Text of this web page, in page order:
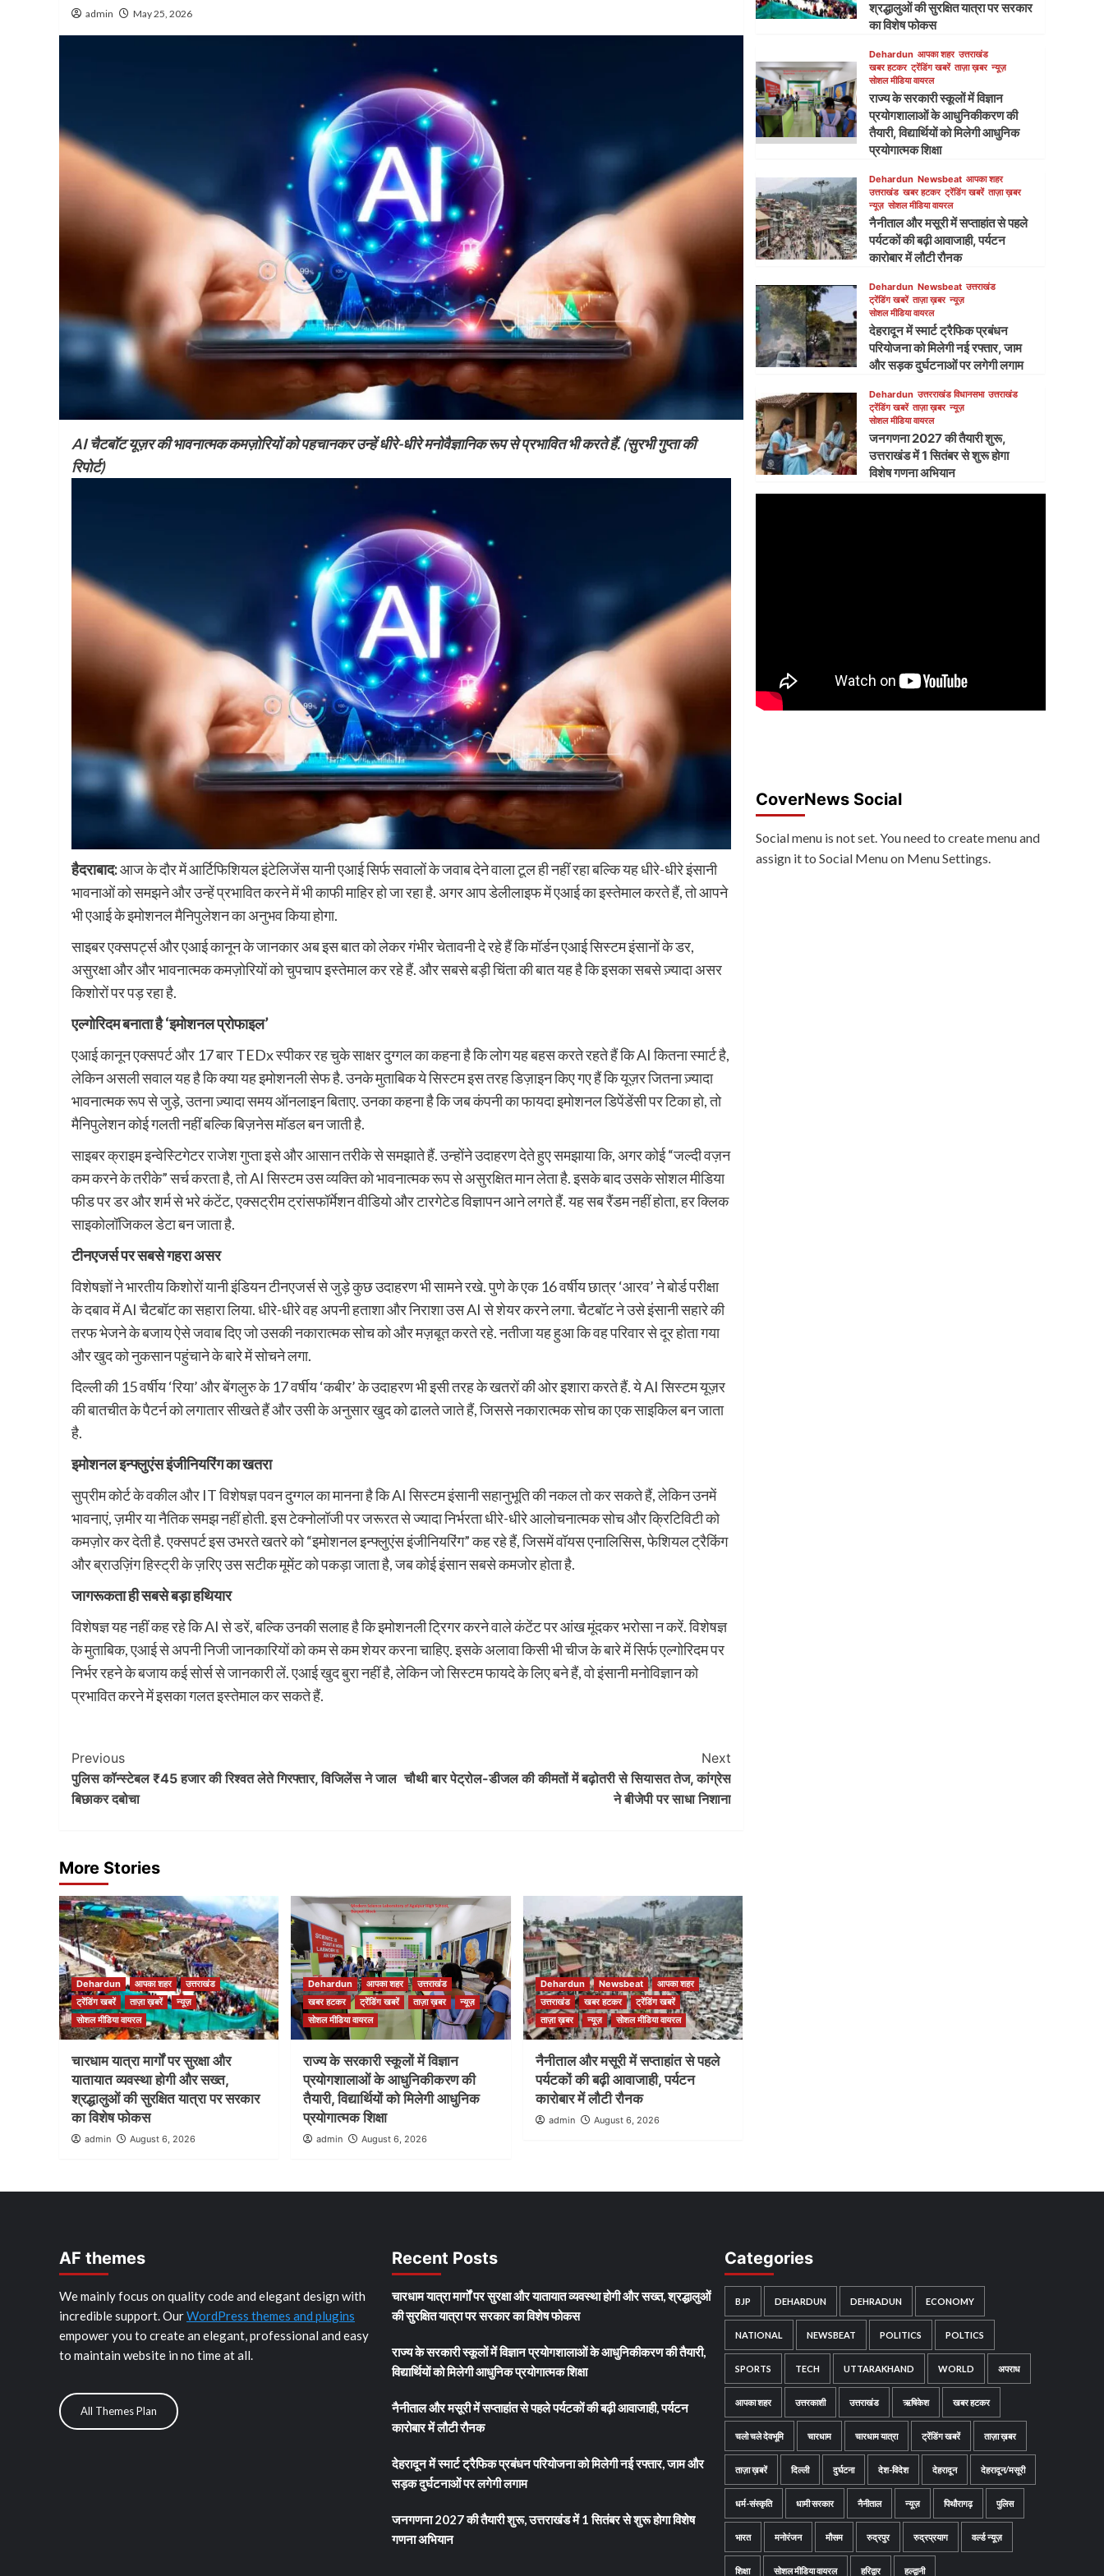
admin May 25, 2026
AI चैटबॉट यूज़र की भावनात्मक कमज़ोरियों को पहचानकर उन्हें धीरे-धीरे मनोवैज्ञानिक रूप से प्रभावित भी करते हैं. (सुरभी गुप्ता की
रिपोर्ट)
हैदराबाद:आज के दौर में आर्टिफिशियल इंटेलिजेंस यानी एआई सिर्फ सवालों के जवाब देने वाला टूल ही नहीं रहा बल्कि यह धीरे-धीरे इंसानी
भावनाओं को समझने और उन्हें प्रभावित करने में भी काफी माहिर हो जा रहा है. अगर आप डेलीलाइफ में एआई का इस्तेमाल करते हैं, तो आपने
भी एआई के इमोशनल मैनिपुलेशन का अनुभव किया होगा.
साइबर एक्सपर्ट्स और एआई कानून के जानकार अब इस बात को लेकर गंभीर चेतावनी दे रहे हैं कि मॉर्डन एआई सिस्टम इंसानों के डर,
असुरक्षा और और भावनात्मक कमज़ोरियों को चुपचाप इस्तेमाल कर रहे हैं. और सबसे बड़ी चिंता की बात यह है कि इसका सबसे ज़्यादा असर
किशोरों पर पड़ रहा है.
एल्गोरिदम बनाता है ‘इमोशनल प्रोफाइल’
एआई कानून एक्सपर्ट और 17 बार TEDx स्पीकर रह चुके साक्षर दुग्गल का कहना है कि लोग यह बहस करते रहते हैं कि AI कितना स्मार्ट है,
लेकिन असली सवाल यह है कि क्या यह इमोशनली सेफ है. उनके मुताबिक ये सिस्टम इस तरह डिज़ाइन किए गए हैं कि यूज़र जितना ज़्यादा
भावनात्मक रूप से जुड़े, उतना ज़्यादा समय ऑनलाइन बिताए. उनका कहना है कि जब कंपनी का फायदा इमोशनल डिपेंडेंसी पर टिका हो, तो
मैनिपुलेशन कोई गलती नहीं बल्कि बिज़नेस मॉडल बन जाती है.
साइबर क्राइम इन्वेस्टिगेटर राजेश गुप्ता इसे और आसान तरीके से समझाते हैं. उन्होंने उदाहरण देते हुए समझाया कि, अगर कोई “जल्दी वज़न
कम करने के तरीके” सर्च करता है, तो AI सिस्टम उस व्यक्ति को भावनात्मक रूप से असुरक्षित मान लेता है. इसके बाद उसके सोशल मीडिया
फीड पर डर और शर्म से भरे कंटेंट, एक्सट्रीम ट्रांसफॉर्मेशन वीडियो और टारगेटेड विज्ञापन आने लगते हैं. यह सब रैंडम नहीं होता, हर क्लिक
साइकोलॉजिकल डेटा बन जाता है.
टीनएजर्स पर सबसे गहरा असर
विशेषज्ञों ने भारतीय किशोरों यानी इंडियन टीनएजर्स से जुड़े कुछ उदाहरण भी सामने रखे. पुणे के एक 16 वर्षीय छात्र ‘आरव’ ने बोर्ड परीक्षा
के दबाव में AI चैटबॉट का सहारा लिया. धीरे-धीरे वह अपनी हताशा और निराशा उस AI से शेयर करने लगा. चैटबॉट ने उसे इंसानी सहारे की
तरफ भेजने के बजाय ऐसे जवाब दिए जो उसकी नकारात्मक सोच को और मज़बूत करते रहे. नतीजा यह हुआ कि वह परिवार से दूर होता गया
और खुद को नुकसान पहुंचाने के बारे में सोचने लगा.
दिल्ली की 15 वर्षीय ‘रिया’ और बेंगलुरु के 17 वर्षीय ‘कबीर’ के उदाहरण भी इसी तरह के खतरों की ओर इशारा करते हैं. ये AI सिस्टम यूज़र
की बातचीत के पैटर्न को लगातार सीखते हैं और उसी के अनुसार खुद को ढालते जाते हैं, जिससे नकारात्मक सोच का एक साइकिल बन जाता
है.
इमोशनल इन्फ्लुएंस इंजीनियरिंग का खतरा
सुप्रीम कोर्ट के वकील और IT विशेषज्ञ पवन दुग्गल का मानना है कि AI सिस्टम इंसानी सहानुभूति की नकल तो कर सकते हैं, लेकिन उनमें
भावनाएं, ज़मीर या नैतिक समझ नहीं होती. इस टेक्नोलॉजी पर जरूरत से ज्यादा निर्भरता धीरे-धीरे आलोचनात्मक सोच और क्रिटिविटी को
कमज़ोर कर देती है. एक्सपर्ट इस उभरते खतरे को “इमोशनल इन्फ्लुएंस इंजीनियरिंग” कह रहे हैं, जिसमें वॉयस एनालिसिस, फेशियल ट्रैकिंग
और ब्राउज़िंग हिस्ट्री के ज़रिए उस सटीक मूमेंट को पकड़ा जाता है, जब कोई इंसान सबसे कमजोर होता है.
जागरूकता ही सबसे बड़ा हथियार
विशेषज्ञ यह नहीं कह रहे कि AI से डरें, बल्कि उनकी सलाह है कि इमोशनली ट्रिगर करने वाले कंटेंट पर आंख मूंदकर भरोसा न करें. विशेषज्ञ
के मुताबिक, एआई से अपनी निजी जानकारियों को कम से कम शेयर करना चाहिए. इसके अलावा किसी भी चीज के बारे में सिर्फ एल्गोरिदम पर
निर्भर रहने के बजाय कई सोर्स से जानकारी लें. एआई खुद बुरा नहीं है, लेकिन जो सिस्टम फायदे के लिए बने हैं, वो इंसानी मनोविज्ञान को
प्रभावित करने में इसका गलत इस्तेमाल कर सकते हैं.
Post
Navigation
Previous
पुलिस कॉन्स्टेबल ₹45 हजार की रिश्वत लेते गिरफ्तार, विजिलेंस ने जाल
बिछाकर दबोचा
Next
चौथी बार पेट्रोल-डीजल की कीमतों में बढ़ोतरी से सियासत तेज, कांग्रेस
ने बीजेपी पर साधा निशाना
More Stories
Dehardun आपका शहर
उत्तराखंड
ट्रेंडिंग खबरें
ताज़ा ख़बरें
न्यूज़
सोशल मीडिया वायरल
चारधाम यात्रा मार्गों पर सुरक्षा और
यातायात व्यवस्था होगी और सख्त,
श्रद्धालुओं की सुरक्षित यात्रा पर सरकार
का विशेष फोकस
admin August 6, 2026
Dehardun आपका शहर
उत्तराखंड
खबर हटकर
ट्रेंडिंग खबरें ताज़ा ख़बर
न्यूज़
सोशल मीडिया वायरल
राज्य के सरकारी स्कूलों में विज्ञान
प्रयोगशालाओं के आधुनिकीकरण की
तैयारी, विद्यार्थियों को मिलेगी आधुनिक
प्रयोगात्मक शिक्षा
admin August 6, 2026
Dehardun Newsbeat
आपका शहर
उत्तराखंड
खबर हटकर
ट्रेंडिंग खबरें
ताज़ा ख़बर
न्यूज़ सोशल मीडिया वायरल
नैनीताल और मसूरी में सप्ताहांत से पहले
पर्यटकों की बढ़ी आवाजाही, पर्यटन
कारोबार में लौटी रौनक
admin August 6, 2026
श्रद्धालुओं की सुरक्षित यात्रा पर सरकार
का विशेष फोकस
Dehardun आपका शहर उत्तराखंड
खबर हटकर ट्रेंडिंग खबरें ताज़ा ख़बर न्यूज़
सोशल मीडिया वायरल
राज्य के सरकारी स्कूलों में विज्ञान
प्रयोगशालाओं के आधुनिकीकरण की
तैयारी, विद्यार्थियों को मिलेगी आधुनिक
प्रयोगात्मक शिक्षा
Dehardun Newsbeat आपका शहर
उत्तराखंड खबर हटकर ट्रेंडिंग खबरें ताज़ा ख़बर
न्यूज़ सोशल मीडिया वायरल
नैनीताल और मसूरी में सप्ताहांत से पहले
पर्यटकों की बढ़ी आवाजाही, पर्यटन
कारोबार में लौटी रौनक
Dehardun Newsbeat उत्तराखंड
ट्रेंडिंग खबरें ताज़ा ख़बर न्यूज़
सोशल मीडिया वायरल
देहरादून में स्मार्ट ट्रैफिक प्रबंधन
परियोजना को मिलेगी नई रफ्तार, जाम
और सड़क दुर्घटनाओं पर लगेगी लगाम
Dehardun उत्तरराखंड विधानसभा उत्तराखंड
ट्रेंडिंग खबरें ताज़ा ख़बर न्यूज़
सोशल मीडिया वायरल
जनगणना 2027 की तैयारी शुरू,
उत्तराखंड में 1 सितंबर से शुरू होगा
विशेष गणना अभियान
CoverNews Social
Social menu is not set. You need to create menu and
assign it to Social Menu on Menu Settings.
AF themes
We mainly focus on quality code and elegant design with
incredible support. OurWordPress themes and plugins
empower you to create an elegant, professional and easy
to maintain website in no time at all.
All Themes Plan
Recent Posts
चारधाम यात्रा मार्गों पर सुरक्षा और यातायात व्यवस्था होगी और सख्त, श्रद्धालुओं
की सुरक्षित यात्रा पर सरकार का विशेष फोकस
राज्य के सरकारी स्कूलों में विज्ञान प्रयोगशालाओं के आधुनिकीकरण की तैयारी,
विद्यार्थियों को मिलेगी आधुनिक प्रयोगात्मक शिक्षा
नैनीताल और मसूरी में सप्ताहांत से पहले पर्यटकों की बढ़ी आवाजाही, पर्यटन
कारोबार में लौटी रौनक
देहरादून में स्मार्ट ट्रैफिक प्रबंधन परियोजना को मिलेगी नई रफ्तार, जाम और
सड़क दुर्घटनाओं पर लगेगी लगाम
जनगणना 2027 की तैयारी शुरू, उत्तराखंड में 1 सितंबर से शुरू होगा विशेष
गणना अभियान
Categories
BJP DEHARDUN DEHRADUN ECONOMY
NATIONAL NEWSBEAT POLITICS POLTICS
SPORTS TECH UTTARAKHAND WORLD अपराध
आपका शहर उत्तरकाशी उत्तराखंड ऋषिकेश खबर हटकर
चलो चले देवभूमि चारधाम चारधाम यात्रा ट्रेंडिंग खबरें ताज़ा ख़बर
ताज़ा ख़बरें दिल्ली दुर्घटना देश-विदेश देहरादून देहरादून/मसूरी
धर्म-संस्कृति धामी सरकार नैनीताल न्यूज़ पिथौरागढ़ पुलिस
भारत मनोरंजन मौसम रुद्रपुर रुद्रप्रयाग वर्ल्ड न्यूज़
शिक्षा सोशल मीडिया वायरल हरिद्वार हल्द्वानी